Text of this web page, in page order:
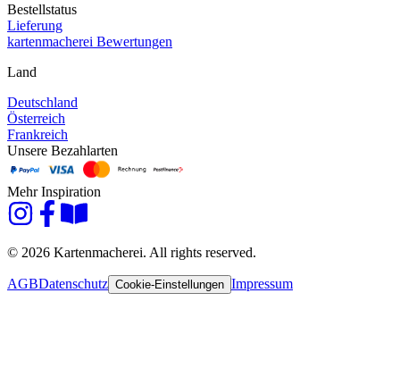
Bestellstatus
Lieferung
kartenmacherei Bewertungen
Land
Deutschland
Österreich
Frankreich
Unsere Bezahlarten
Mehr Inspiration
© 2026 Kartenmacherei. All rights reserved.
AGBDatenschutz Cookie-Einstellungen Impressum